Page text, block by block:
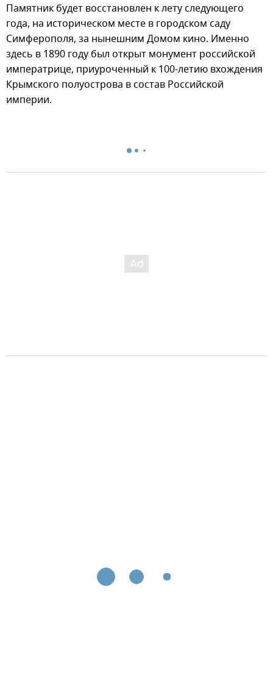
Памятник будет восстановлен к лету следующего
года, на историческом месте в городском саду
Симферополя, за нынешним Домом кино. Именно
здесь в 1890 году был открыт монумент российской
императрице, приуроченный к 100-летию вхождения
Крымского полуострова в состав Российской
империи.